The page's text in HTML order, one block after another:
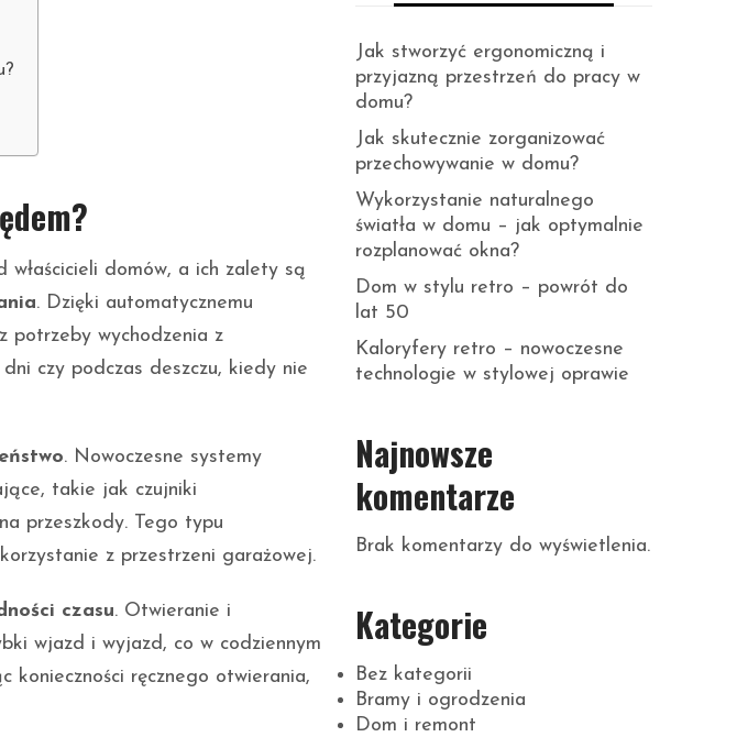
właścicieli domów, a ich zalety są
. Dzięki automatycznemu
potrzeby wychodzenia z
czy podczas deszczu, kiedy nie
. Nowoczesne systemy
takie jak czujniki
przeszkody. Tego typu
z przestrzeni garażowej.
czasu. Otwieranie i
wjazd i wyjazd, co w codziennym
konieczności ręcznego otwierania,
Jak stworzyć ergonomiczną i
przyjazną przestrzeń do pracy w
domu?
Jak skutecznie zorganizować
przechowywanie w domu?
Wykorzystanie naturalnego
światła w domu – jak optymalnie
rozplanować okna?
Dom w stylu retro – powrót do
lat 50
Kaloryfery retro – nowoczesne
technologie w stylowej oprawie
Najnowsze
komentarze
Brak komentarzy do wyświetlenia.
Kategorie
Bez kategorii
Bramy i ogrodzenia
Dom i remont